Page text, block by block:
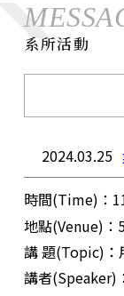
系所活動
2024.03.25
時間(Time) ：
地點(Venue) ：
講題(Topic) ：
講者(Speaker)